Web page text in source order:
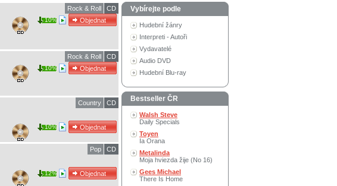
CD
Rock & Roll
10%
CD
Rock & Roll
10%
CD
Country
10%
CD
Pop
12%
Vybírejte podle
Hudební žánry
Interpreti - Autoři
Vydavatelé
Audio DVD
Hudební Blu-ray
Bestseller ČR
Walsh Steve
Daily Specials
Toyen
Ia Orana
Metalinda
Moja hviezda žije (No 16)
Gees Michael
There Is Home